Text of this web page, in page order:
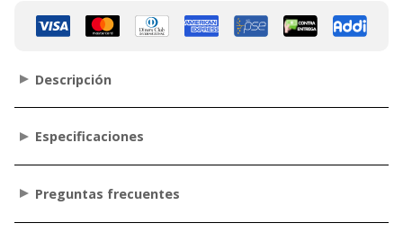
Descripción
Especificaciones
Preguntas frecuentes